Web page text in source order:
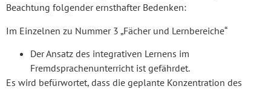
Beachtung folgender ernsthafter Bedenken:
Im Einzelnen zu Nummer 3 „Fächer und Lernbereiche“
Der Ansatz des integrativen Lernens im
Fremdsprachenunterricht ist gefährdet.
Es wird befürwortet, dass die geplante Konzentration des